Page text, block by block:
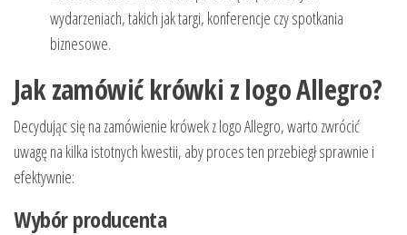
wydarzeniach, takich jak targi, konferencje czy spotkania
biznesowe.
Jak zamówić krówki z logo Allegro?
Decydując się na zamówienie krówek z logo Allegro, warto zwrócić
uwagę na kilka istotnych kwestii, aby proces ten przebiegł sprawnie i
efektywnie:
Wybór producenta